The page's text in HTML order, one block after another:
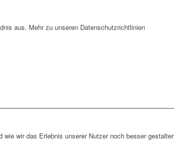
aus. Mehr zu unseren Datenschutzrichtlinien
wir das Erlebnis unserer Nutzer noch besser